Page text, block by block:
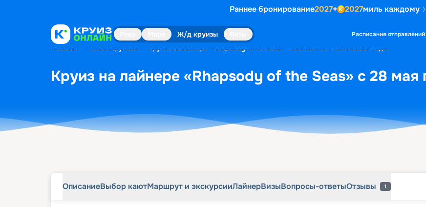
Раннее бронирование2027+ 2027миль каждому
Ж/д круизы Расписание отправлений
Главная Поиск круизов Круиз на лайнере «Rhapsody of the Seas» с 28 мая по 4 июня 2027 года
Круиз на лайнере «Rhapsody of the Seas» с 28 мая
ОписаниеВыбор каютМаршрут и экскурсииЛайнерВизыВопросы-ответыОтзывы 1